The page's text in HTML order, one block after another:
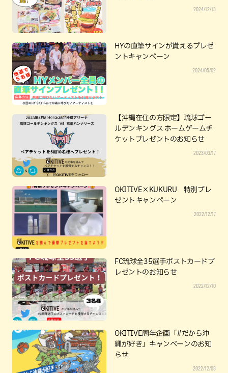
2024/12/13
HYの直筆サインが貰えるプレゼ
ントキャンペーン
2024/05/02
【沖縄在住の方限定】琉球ゴー
ルデンキングス ホームゲームチ
ケットプレゼントのお知らせ
2023/03/17
OKITIVE×KUKURU 特別プレ
ゼントキャンペーン
2022/12/17
FC琉球全35選手ポストカードプ
レゼントのお知らせ
2022/12/10
OKITIVE周年企画「#だから沖
縄が好き」キャンペーンのお知
らせ
2022/12/08